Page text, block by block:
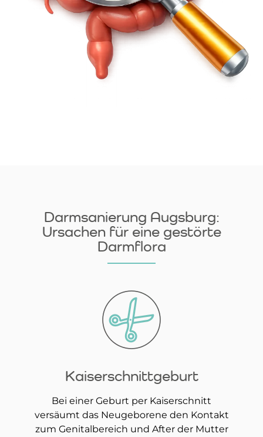
Darmsanierung Augsburg:
Ursachen für eine gestörte
Darmflora
Kaiserschnittgeburt
Bei einer Geburt per Kaiserschnitt
versäumt das Neugeborene den Kontakt
zum Genitalbereich und After der Mutter